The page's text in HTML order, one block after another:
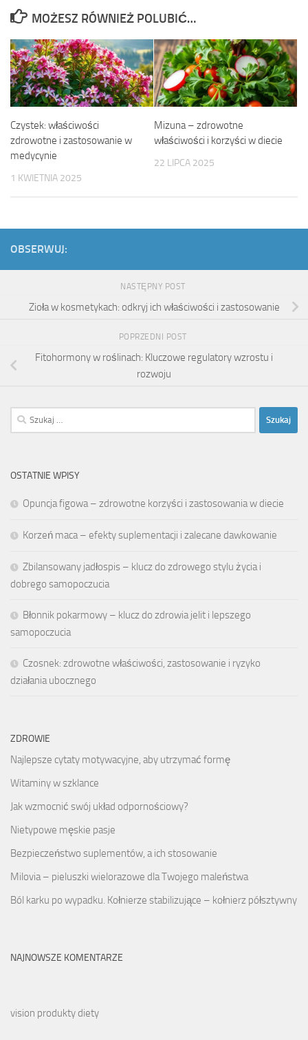
MOŻESZ RÓWNIEŻ POLUBIĆ…
Czystek: właściwości
zdrowotne i zastosowanie w
medycynie
1 KWIETNIA 2025
Mizuna – zdrowotne
właściwości i korzyści w diecie
22 LIPCA 2025
OBSERWUJ:
NASTĘPNY POST
Zioła w kosmetykach: odkryj ich właściwości i zastosowanie
POPRZEDNI POST
Fitohormony w roślinach: Kluczowe regulatory wzrostu i
rozwoju
Szukaj:
OSTATNIE WPISY
Opuncja figowa – zdrowotne korzyści i zastosowania w diecie
Korzeń maca – efekty suplementacji i zalecane dawkowanie
Zbilansowany jadłospis – klucz do zdrowego stylu życia i
dobrego samopoczucia
Błonnik pokarmowy – klucz do zdrowia jelit i lepszego
samopoczucia
Czosnek: zdrowotne właściwości, zastosowanie i ryzyko
działania ubocznego
ZDROWIE
Najlepsze cytaty motywacyjne, aby utrzymać formę
Witaminy w szklance
Jak wzmocnić swój układ odpornościowy?
Nietypowe męskie pasje
Bezpieczeństwo suplementów, a ich stosowanie
Milovia – pieluszki wielorazowe dla Twojego maleństwa
Ból karku po wypadku. Kołnierze stabilizujące – kołnierz półsztywny
NAJNOWSZE KOMENTARZE
vision produkty diety